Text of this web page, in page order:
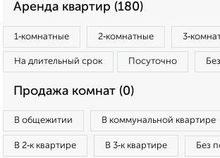
Аренда квартир (180)
1‑комнатные 2‑комнатные
На длительный срок Посуточно
Продажа комнат (0)
В общежитии В коммунальной квартире
В 2‑к квартире В 3‑к квартире Без